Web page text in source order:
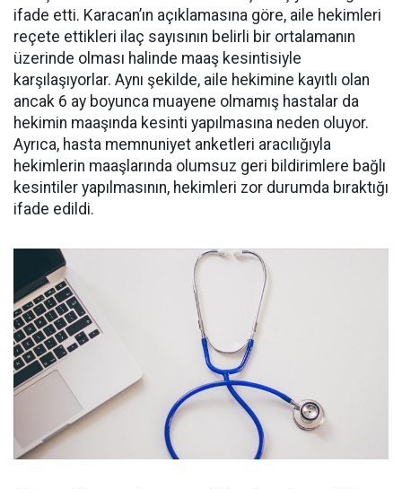
ifade etti. Karacan’ın açıklamasına göre, aile hekimleri
reçete ettikleri ilaç sayısının belirli bir ortalamanın
üzerinde olması halinde maaş kesintisiyle
karşılaşıyorlar. Aynı şekilde, aile hekimine kayıtlı olan
ancak 6 ay boyunca muayene olmamış hastalar da
hekimin maaşında kesinti yapılmasına neden oluyor.
Ayrıca, hasta memnuniyet anketleri aracılığıyla
hekimlerin maaşlarında olumsuz geri bildirimlere bağlı
kesintiler yapılmasının, hekimleri zor durumda bıraktığı
ifade edildi.